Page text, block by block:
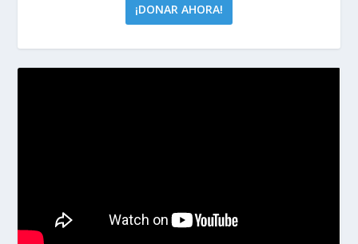
¡DONAR AHORA!